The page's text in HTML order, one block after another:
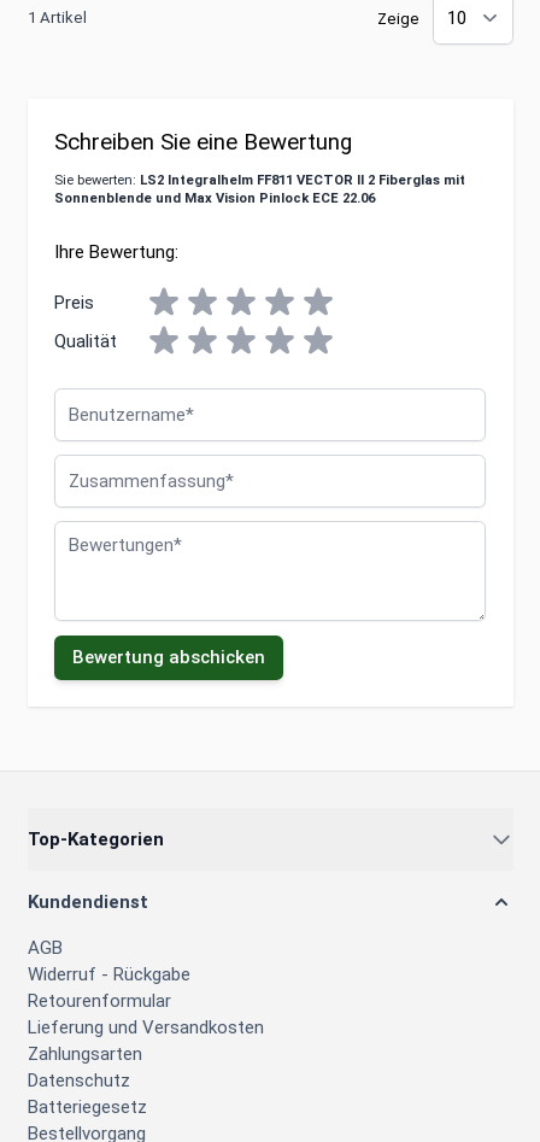
1 Artikel Zeige
Schreiben Sie eine Bewertung
Sie bewerten: LS2 Integralhelm FF811 VECTOR II 2 Fiberglas mit
Sonnenblende und Max Vision Pinlock ECE 22.06
Ihre Bewertung:
Preis
Qualität
Bewertungen
Bewertung abschicken
Top-Kategorien
Kundendienst
AGB
Widerruf - Rückgabe
Retourenformular
Lieferung und Versandkosten
Zahlungsarten
Datenschutz
Batteriegesetz
Bestellvorgang